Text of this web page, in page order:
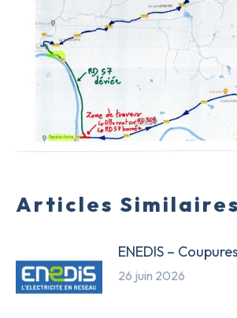
Articles Similaires
ENEDIS –
26 juin 2026